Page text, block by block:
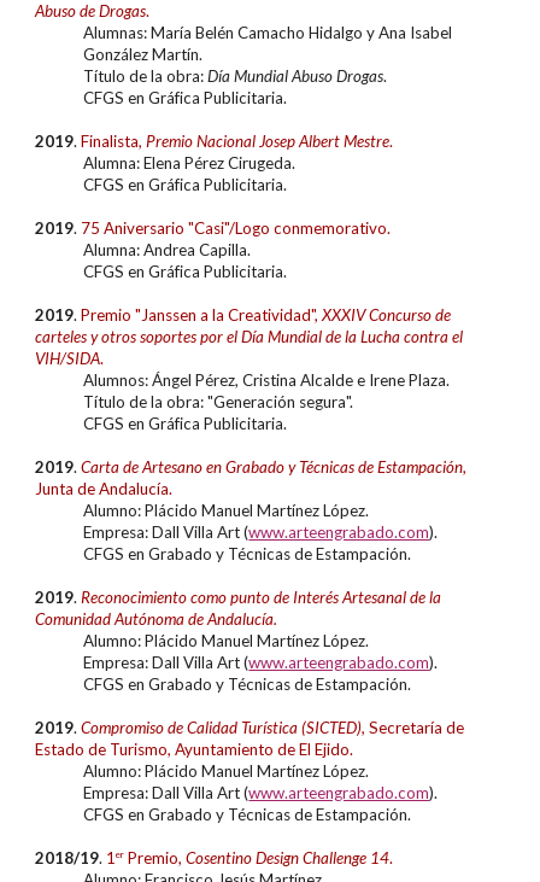
Abuso de Drogas.
Alumnas: María Belén Camacho Hidalgo y Ana Isabel
González Martín.
Título de la obra:Día Mundial Abuso Drogas.
CFGS en Gráfica Publicitaria.
2019.Finalista, Premio Nacional Josep Albert Mestre.
Alumna:Elena Pérez Cirugeda.
CFGS enGráfica Publicitaria.
2019. 75 Aniversario "Casi"/Logo conmemorativo.
Alumna: Andrea Capilla.
CFGS en Gráfica Publicitaria.
2019.Premio "Janssen a la Creatividad",XXXIV Concurso de
carteles y otros soportes por el Día Mundial de la Lucha contra el
VIH/SIDA.
Alumnos: Ángel Pérez, Cristina Alcalde e Irene Plaza.
Título de la obra: "Generación segura".
CFGS en Gráfica Publicitaria.
2019.Carta de Artesano en Grabado y Técnicas de Estampación,
Junta de Andalucía.
Alumno: Plácido Manuel Martínez López.
Empresa: Dall Villa Art (www.arteengrabado.com).
CFGS enGrabado y Técnicas de Estampación.
2019. Reconocimiento como punto de Interés Artesanal de la
Comunidad Autónoma de Andalucía.
Alumno: Plácido Manuel Martínez López.
Empresa: Dall Villa Art (www.arteengrabado.com).
CFGS enGrabado y Técnicas de Estampación.
2019.Compromiso de Calidad Turística (SICTED),Secretaría de
Estado de Turismo, Ayuntamiento de El Ejido.
Alumno: Plácido Manuel Martínez López.
Empresa: Dall Villa Art (www.arteengrabado.com).
CFGS enGrabado y Técnicas de Estampación.
2018/19. 1er Premio,Cosentino Design Challenge 14.